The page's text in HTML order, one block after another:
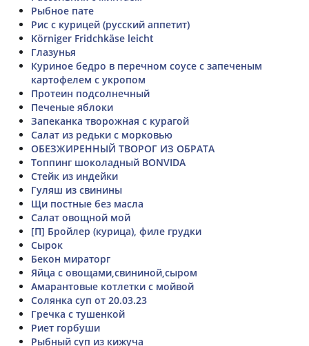
Рыбное пате
Рис с курицей (русский аппетит)
Körniger Fridchkäse leicht
Глазунья
Куриное бедро в перечном соусе с запеченым
картофелем с укропом
Протеин подсолнечный
Печеные яблоки
Запеканка творожная с курагой
Салат из редьки с морковью
ОБЕЗЖИРЕННЫЙ ТВОРОГ ИЗ ОБРАТА
Топпинг шоколадный BONVIDA
Стейк из индейки
Гуляш из свинины
Щи постные без масла
Салат овощной мой
[П] Бройлер (курица), филе грудки
Сырок
Бекон мираторг
Яйца с овощами,свининой,сыром
Амарантовые котлетки с мойвой
Солянка суп от 20.03.23
Гречка с тушенкой
Риет горбуши
Рыбный суп из кижуча